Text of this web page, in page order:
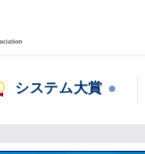
システム大賞